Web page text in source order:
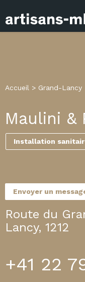
Accueil > Grand-Lancy
Maulini &
Installation
Envoyer un
Route du
Lancy, 1212
+41 22